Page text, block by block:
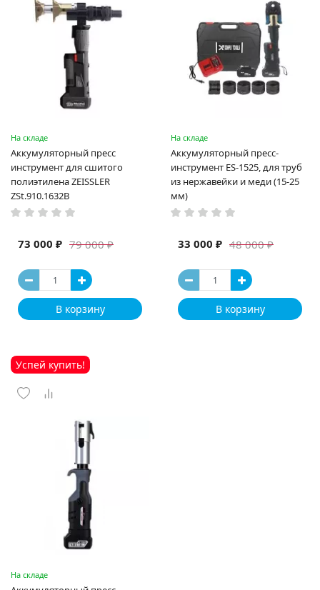
На складе
Аккумуляторный пресс
инструмент для сшитого
полиэтилена ZEISSLER
ZSt.910.1632B
79 000 ₽
73 000 ₽
В корзину
На складе
Аккумуляторный пресс-
инструмент ES-1525, для труб
из нержавейки и меди (15-25
мм)
48 000 ₽
33 000 ₽
В корзину
Успей купить!
На складе